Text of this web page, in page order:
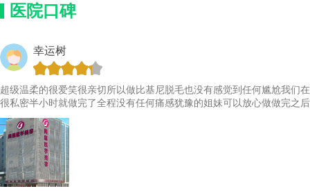
医院口碑
幸运树
超级温柔的很爱笑很亲切所以做比基尼脱毛也没有感觉到任何尴尬我们
很私密半小时就做完了全程没有任何痛感犹豫的姐妹可以放心做做完之